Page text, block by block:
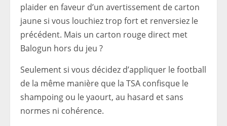
plaider en faveur d’un avertissement de carton
jaune si vous louchiez trop fort et renversiez le
précédent. Mais un carton rouge direct met
Balogun hors du jeu ?
Seulement si vous décidez d’appliquer le football
de la même manière que la TSA confisque le
shampoing ou le yaourt, au hasard et sans
normes ni cohérence.